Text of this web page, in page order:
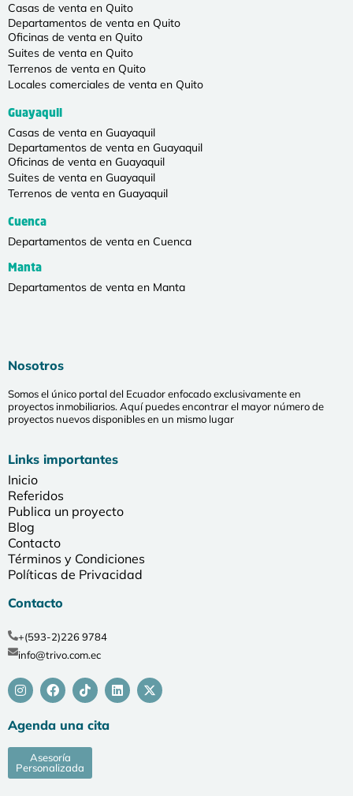
Casas de venta en Quito
Departamentos de venta en Quito
Oficinas de venta en Quito
Suites de venta en Quito
Terrenos de venta en Quito
Locales comerciales de venta en Quito
Guayaquil
Casas de venta en Guayaquil
Departamentos de venta en Guayaquil
Oficinas de venta en Guayaquil
Suites de venta en Guayaquil
Terrenos de venta en Guayaquil
Cuenca
Departamentos de venta en Cuenca
Manta
Departamentos de venta en Manta
Nosotros
Somos el único portal del Ecuador enfocado exclusivamente en
proyectos inmobiliarios. Aquí puedes encontrar el mayor número de
proyectos nuevos disponibles en un mismo lugar
Links importantes
Inicio
Referidos
Publica un proyecto
Blog
Contacto
Términos y Condiciones
Políticas de Privacidad
Contacto
+(593-2)226 9784
info@trivo.com.ec
Agenda una cita
Asesoría
Personalizada